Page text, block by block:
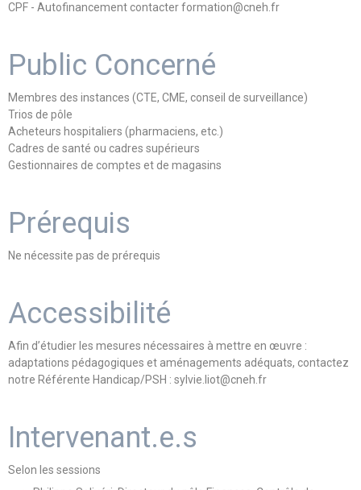
CPF - Autofinancement contacter formation@cneh.fr
Public Concerné
Membres des instances (CTE, CME, conseil de surveillance)
Trios de pôle
Acheteurs hospitaliers (pharmaciens, etc.)
Cadres de santé ou cadres supérieurs
Gestionnaires de comptes et de magasins
Prérequis
Ne nécessite pas de prérequis
Accessibilité
Afin d’étudier les mesures nécessaires à mettre en œuvre :
adaptations pédagogiques et aménagements adéquats, contactez
notre Référente Handicap/PSH : sylvie.liot@cneh.fr
Intervenant.e.s
Selon les sessions